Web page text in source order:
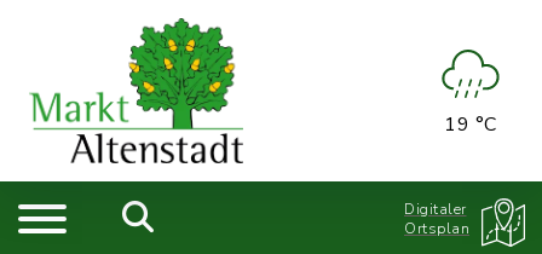
19 °C
Digitaler
Ortsplan